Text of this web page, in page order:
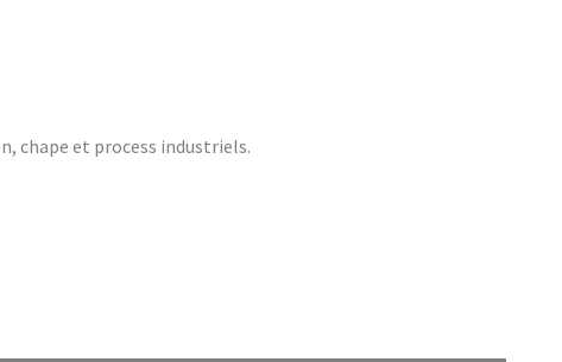
chape et process industriels.